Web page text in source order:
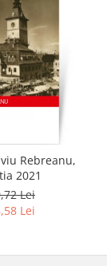
Rebreanu,
2021
Lei
Lei